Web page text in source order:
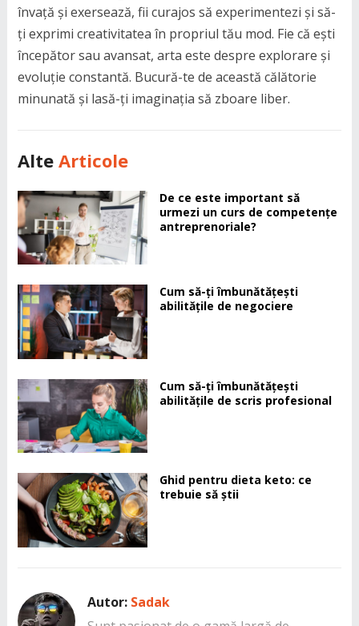
învață și exersează, fii curajos să experimentezi și să-
ți exprimi creativitatea în propriul tău mod. Fie că ești
începător sau avansat, arta este despre explorare și
evoluție constantă. Bucură-te de această călătorie
minunată și lasă-ți imaginația să zboare liber.
Alte Articole
De ce este important să
urmezi un curs de competențe
antreprenoriale?
Cum să-ți îmbunătățești
abilitățile de negociere
Cum să-ți îmbunătățești
abilitățile de scris profesional
Ghid pentru dieta keto: ce
trebuie să știi
Autor: Sadak